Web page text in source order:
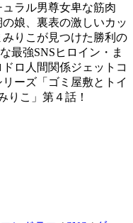
ラル男尊女卑な筋肉
娘、裏表の激しいカッ
りこが見つけた勝利の
最強SNSヒロイン・ま
ロ人間関係ジェットコ
ーズ「ゴミ屋敷とトイ
りこ」第４話！